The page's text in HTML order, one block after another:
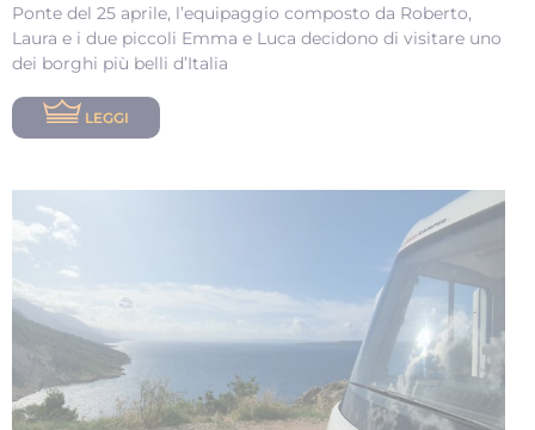
Ponte del 25 aprile, l’equipaggio composto da Roberto,
Laura e i due piccoli Emma e Luca decidono di visitare uno
dei borghi più belli d’Italia
LEGGI